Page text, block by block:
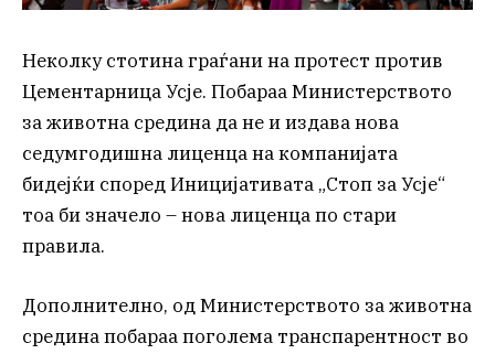
Неколку стотина граѓани на протест против
Цементарница Усје. Побараа Министерството
за животна средина да не и издава нова
седумгодишна лиценца на компанијата
бидејќи според Иницијативата „Стоп за Усје“
тоа би значело – нова лиценца по стари
правила.
Дополнително, од Министерството за животна
средина побараа поголема транспарентност во